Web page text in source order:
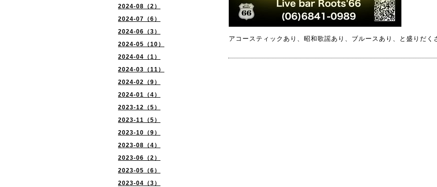
2024-08（2）
2024-07（6）
2024-06（3）
2024-05（10）
2024-04（1）
2024-03（11）
2024-02（9）
2024-01（4）
2023-12（5）
2023-11（5）
2023-10（9）
2023-08（4）
2023-06（2）
2023-05（6）
2023-04（3）
アコースティックあり、昭和歌謡あり、ブルースあり、と盛りだく